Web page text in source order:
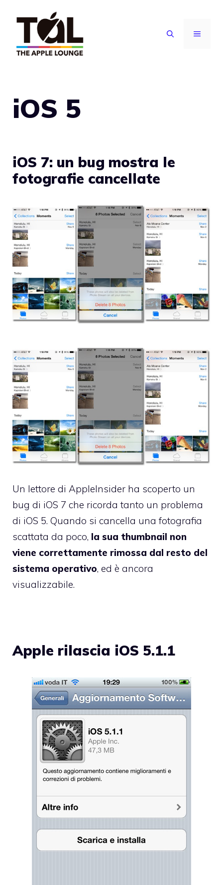
contenuto
MENU
iOS 5
iOS 7: un bug mostra le
fotografie cancellate
Un lettore di AppleInsider ha scoperto un
bug di iOS 7 che ricorda tanto un problema
di iOS 5. Quando si cancella una fotografia
scattata da poco, la sua thumbnail non
viene correttamente rimossa dal resto del
sistema operativo, ed è ancora
visualizzabile.
Apple rilascia iOS 5.1.1